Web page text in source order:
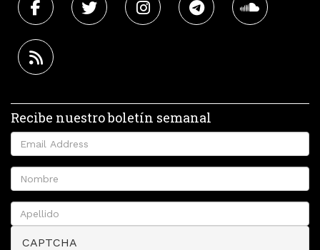
Recibe nuestro boletín semanal
CAPTCHA